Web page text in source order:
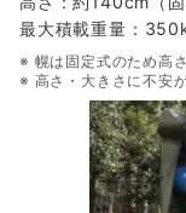
最大積載重量：
※ 幌は固定式のため高
※ 高さ・大きさに不安